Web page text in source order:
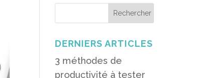
DERNIERS ARTICLES
3 méthodes de
productivité à tester